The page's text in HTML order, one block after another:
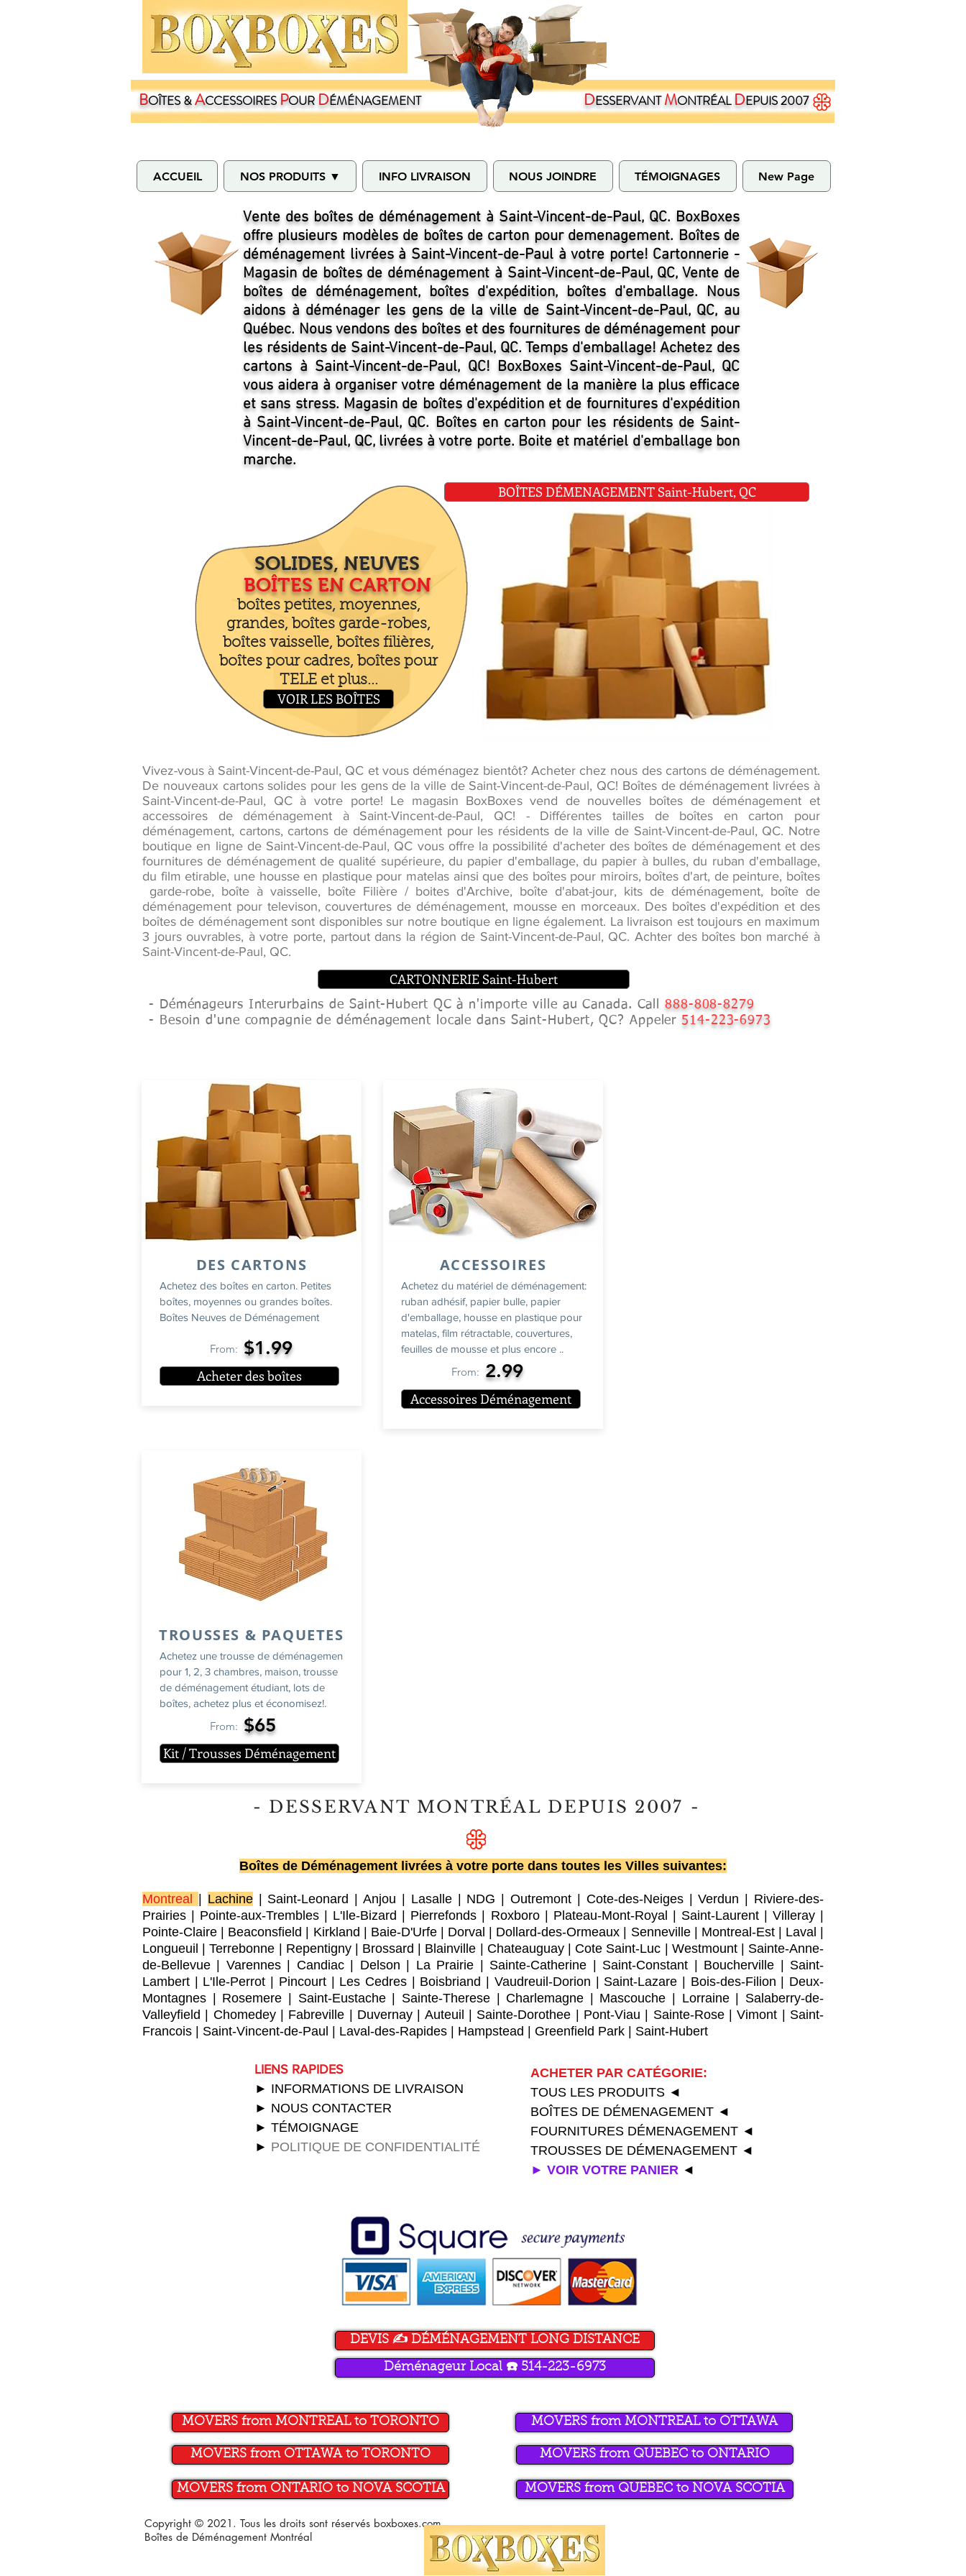
BOÎTES &ACCESSOIRESPOUR DÉMÉNAGEMENT DESSERVANTMONTRÉALDEPUIS 2007
ACCUEIL NOS PRODUITS ▼ INFO LIVRAISON NOUS JOINDRE TÉMOIGNAGES New Page
Vente des boîtes de déménagement à Saint-Vincent-de-Paul, QC. BoxBoxes
offre plusieurs modèles de boîtes de carton pour demenagement. Boîtes de
déménagement livrées à Saint-Vincent-de-Paul à votre porte! Cartonnerie -
Magasin de boîtes de déménagement à Saint-Vincent-de-Paul, QC, Vente de
boîtes de déménagement, boîtes d'expédition, boîtes d'emballage. Nous
aidons à déménager les gens de la ville de Saint-Vincent-de-Paul, QC, au
Québec. Nous vendons des boîtes et des fournitures de déménagement pour
les résidents de Saint-Vincent-de-Paul, QC. Temps d'emballage! Achetez des
cartons à Saint-Vincent-de-Paul, QC! BoxBoxes Saint-Vincent-de-Paul, QC
vous aidera à organiser votre déménagement de la manière la plus efficace
et sans stress. Magasin de boîtes d'expédition et de fournitures d'expédition
à Saint-Vincent-de-Paul, QC. Boîtes en carton pour les résidents de Saint-
Vincent-de-Paul, QC, livrées à votre porte. Boite et matériel d'emballage bon
marche.
SOLIDES, NEUVES
BOÎTES EN CARTON
boîtes petites, moyennes,
grandes, boîtes garde-robes,
boîtes vaisselle, boîtes filières,
boîtes pour cadres, boîtes pour
TELE et plus...
VOIR LES BOÎTES
BOÎTES DÉMENAGEMENT Saint-Hubert, QC
Vivez-vous à Saint-Vincent-de-Paul, QC et vous déménagez bientôt? Acheter chez nous des cartons de déménagement.
De nouveaux cartons solides pour les gens de la ville de Saint-Vincent-de-Paul, QC! Boîtes de déménagement livrées à
Saint-Vincent-de-Paul, QC à votre porte! Le magasin BoxBoxes vend de nouvelles boîtes de déménagement et
accessoires de déménagement à Saint-Vincent-de-Paul, QC! - Différentes tailles de boîtes en carton pour
déménagement, cartons, cartons de déménagement pour les résidents de la ville de Saint-Vincent-de-Paul, QC. Notre
boutique en ligne de Saint-Vincent-de-Paul, QC vous offre la possibilité d'acheter des boîtes de déménagement et des
fournitures de déménagement de qualité supérieure, du papier d'emballage, du papier à bulles, du ruban d'emballage,
du film etirable, une housse en plastique pour matelas ainsi que des boîtes pour miroirs, boîtes d'art, de peinture, boîtes
garde-robe, boîte à vaisselle, boîte Filière / boites d'Archive, boîte d'abat-jour, kits de déménagement, boîte de
déménagement pour televison, couvertures de déménagement, mousse en morceaux. Des boîtes d'expédition et des
boîtes de déménagement sont disponibles sur notre boutique en ligne également. La livraison est toujours en maximum
3 jours ouvrables, à votre porte, partout dans la région de Saint-Vincent-de-Paul, QC. Achter des boîtes bon marché à
Saint-Vincent-de-Paul, QC.
CARTONNERIE Saint-Hubert
- Déménageurs Interurbains de Saint-Hubert QC à n'importe ville au Canada. Call888-808-8279
- Besoin d'une compagnie de déménagement locale dans Saint-Hubert, QC? Appeler 514-223-6973
DES CARTONS
Achetez des boîtes en carton. Petites
boîtes, moyennes ou grandes boîtes.
Boîtes Neuves de Déménagement
From: $1.99
Acheter des boîtes
ACCESSOIRES
Achetez du matériel de déménagement:
ruban adhésif, papier bulle, papier
d'emballage, housse en plastique pour
matelas, film rétractable, couvertures,
feuilles de mousse et plus encore ..
From: 2.99
Accessoires Déménagement
TROUSSES & PAQUETES
Achetez une trousse de déménagemen
pour 1, 2, 3 chambres, maison, trousse
de déménagement étudiant, lots de
boîtes, achetez plus et économisez!.
From: $65
Kit / Trousses Déménagement
- DESSERVANT MONTRÉAL DEPUIS 2007 -
Boîtes de Déménagement livrées à votre porte dans toutes les Villes suivantes:
Montreal Lachine Saint-Leonard |Anjou Lasalle| NDG |Outremont Cote-des-Neiges|Verdun
Riviere-des-
Prairies
Pointe-aux-Trembles L'Ile-Bizard Pierrefonds Roxboro| Plateau-Mont-Royal | Saint-Laurent| Villeray|
Pointe-Claire
Beaconsfield Kirkland Baie-D'Urfe| Dorval Dollard-des-Ormeaux Senneville| Montreal-Est| Laval
Longueuil
|Terrebonne Repentigny| Brossard Blainville Chateauguay| Cote Saint-Luc Westmount| Sainte-Anne-
de-Bellevue
Varennes| Candiac| Delson La Prairie Sainte-Catherine Saint-Constant Boucherville
Saint-
Lambert
L'Ile-Perrot Pincourt| Les Cedres| Boisbriand Vaudreuil-Dorion Saint-Lazare Bois-des-Filion
Deux-
Montagnes
Rosemere Saint-Eustache| Sainte-Therese| Charlemagne Mascouche Lorraine| Salaberry-de-
Valleyfield
Chomedey| Fabreville Duvernay Auteuil Sainte-Dorothee Pont-Viau Sainte-Rose|Vimont
Saint-
Francois
Saint-Vincent-de-Paul Laval-des-Rapides Hampstead Greenfield Park Saint-Hubert
LIENS RAPIDES
► INFORMATIONS DE LIVRAISON
► NOUS CONTACTER
► TÉMOIGNAGE
► POLITIQUE DE CONFIDENTIALITÉ
ACHETER PAR CATÉGORIE:
TOUS LES PRODUITS ◄
BOÎTES DE DÉMENAGEMENT ◄
FOURNITURES DÉMENAGEMENT ◄
TROUSSES DE DÉMENAGEMENT ◄
► VOIR VOTRE PANIER ◄
DEVIS ✍️ DÉMÉNAGEMENT LONG DISTANCE
Déménageur Local ☎️ 514-223-6973
MOVERS from MONTREAL to TORONTO
MOVERS from OTTAWA to TORONTO
MOVERS from ONTARIO to NOVA SCOTIA
MOVERS from MONTREAL to OTTAWA
MOVERS from QUEBEC to ONTARIO
MOVERS from QUEBEC to NOVA SCOTIA
Copyright © 2021. Tous les droits sont réservés boxboxes.com
Boîtes de Déménagement Montréal